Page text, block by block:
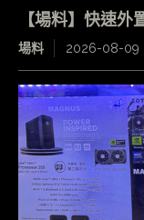
【場料】快速
場料 2026-08-09